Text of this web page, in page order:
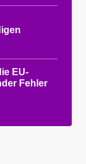
EU-
Fehler